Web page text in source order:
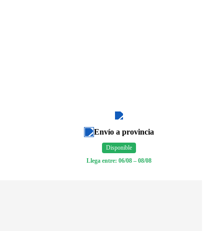
Envío a provincia
Disponible
Llega entre: 06/08 – 08/08